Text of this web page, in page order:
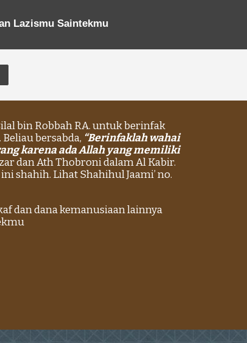
Lazismu Saintekmu
bin Robbah RA. untuk berinfak
bersabda, “Berinfaklah wahai
karena ada Allah yang memiliki
dan Ath Thobroni dalam Al Kabir.
shahih. Lihat Shahihul Jaami’ no.
dan dana kemanusiaan lainnya